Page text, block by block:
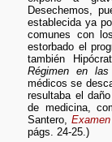
Desechemos,
establecida ya
comunes con
estorbado el
también
Régimen en las
médicos se
resultaba el
de medicina,
Santero,
págs. 24-25.)